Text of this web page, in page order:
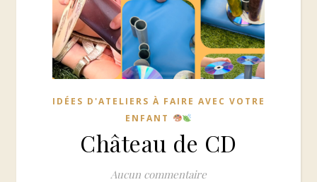
IDÉES D'ATELIERS À FAIRE AVEC VOTRE
ENFANT
Château de CD
Aucun commentaire